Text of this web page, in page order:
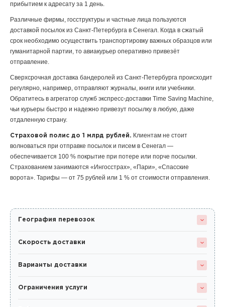
прибытием к адресату за 1 день.
Различные фирмы, госструктуры и частные лица пользуются
доставкой посылок из Санкт-Петербурга в Сенегал. Когда в сжатый
срок необходимо осуществить транспортировку важных образцов или
гуманитарной партии, то авиакурьер оперативно привезёт
отправление.
Сверхсрочная доставка бандеролей из Санкт-Петербурга происходит
регулярно, например, отправляют журналы, книги или учебники.
Обратитесь в агрегатор служб экспресс-доставки Time Saving Machine,
чьи курьеры быстро и надежно привезут посылку в любую, даже
отдаленную страну.
Страховой полис до 1 млрд рублей. Клиентам не стоит
волноваться при отправке посылок и писем в Сенегал —
обеспечивается 100 % покрытие при потере или порче посылки.
Страхованием занимаются «Ингосстрах», «Пари», «Спасские
ворота». Тарифы — от 75 рублей или 1 % от стоимости отправления.
География перевозок
Скорость доставки
Варианты доставки
Ограничения услуги